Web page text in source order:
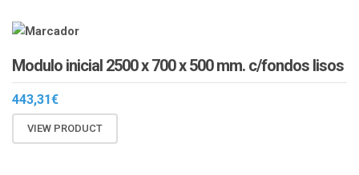
Modulo inicial 2500 x 700 x 500 mm. c/fondos lisos
443,31€
VIEW PRODUCT